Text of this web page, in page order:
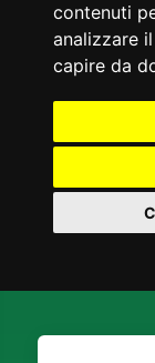
contenuti
analizzare
capire da